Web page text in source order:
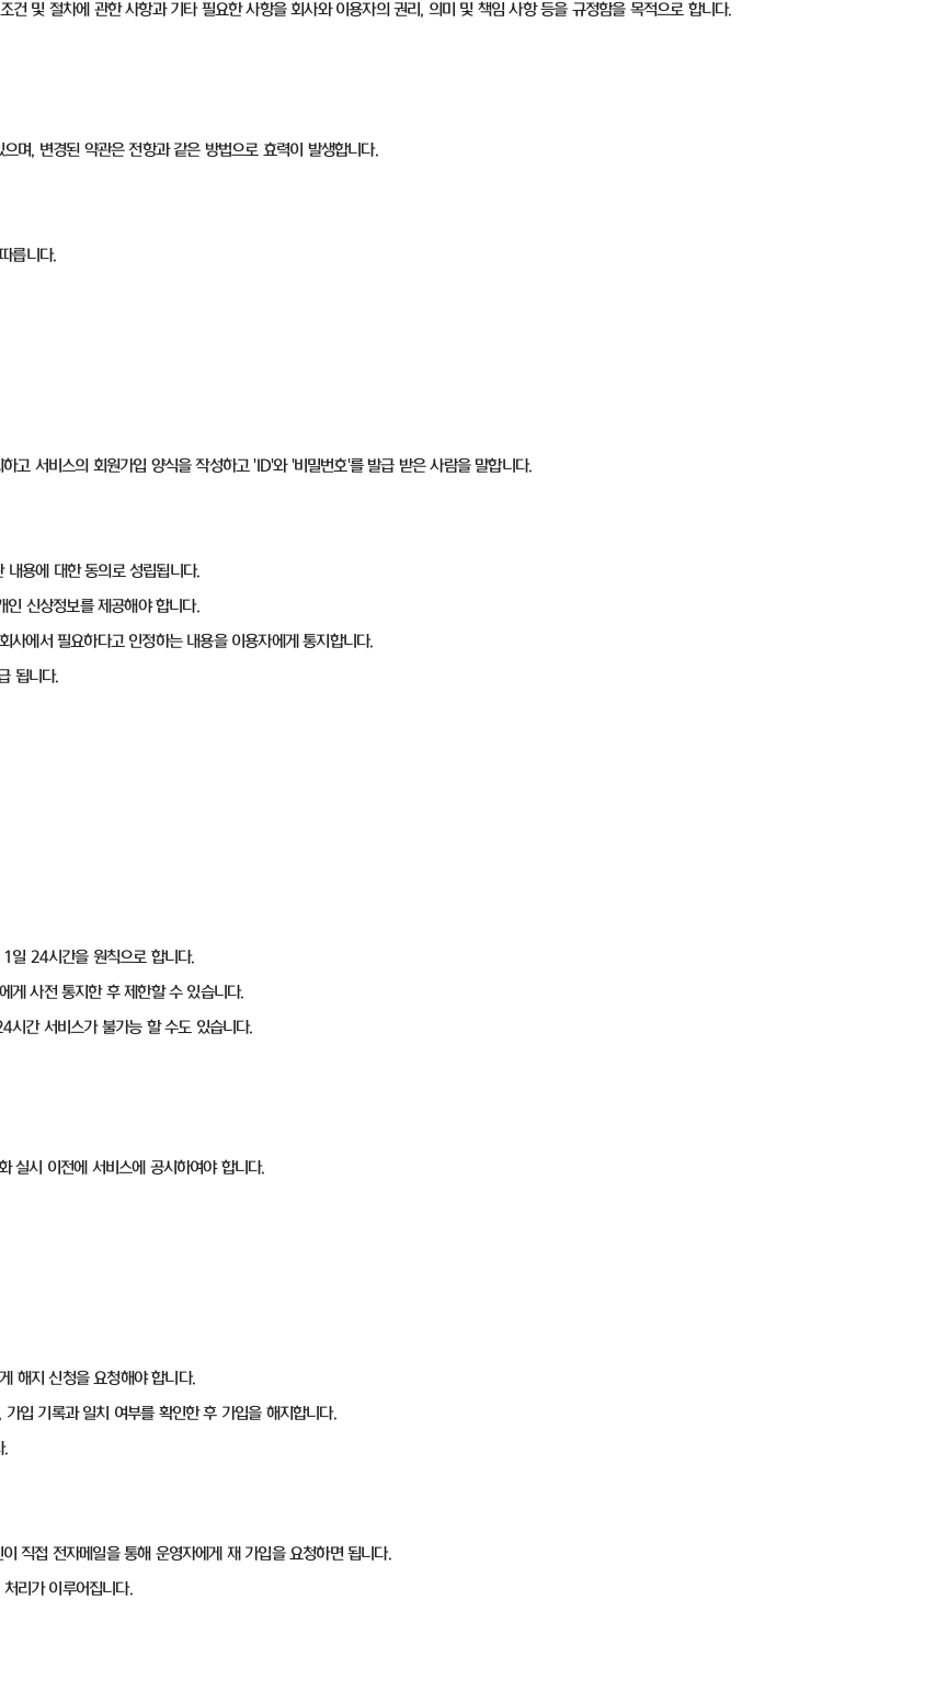
및 절차에 관한 사항과 기타 필요한 사항을 회사와 이용자의 권리, 의미 및 책임 사항 등을 규정함을 목적으로 합니다.
며, 변경된 약관은 전항과 같은 방법으로 효력이 발생합니다.
릅니다.
고 서비스의 회원가입 양식을 작성하고 'ID'와 '비밀번호'를 발급 받은 사람을 말합니다.
용에 대한 동의로 성립됩니다.
인 신상정보를 제공해야 합니다.
에서 필요하다고 인정하는 내용을 이용자에게 통지합니다.
됩니다.
일 24시간을 원칙으로 합니다.
게 사전 통지한 후 제한할 수 있습니다.
시간 서비스가 불가능 할 수도 있습니다.
실시 이전에 서비스에 공시하여야 합니다.
해지 신청을 요청해야 합니다.
입 기록과 일치 여부를 확인한 후 가입을 해지합니다.
.
직접 전자메일을 통해 운영자에게 재 가입을 요청하면 됩니다.
리가 이루어집니다.